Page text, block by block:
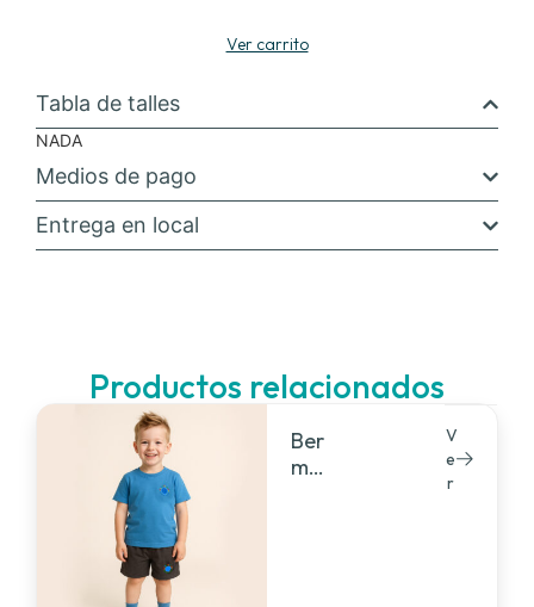
Ver carrito
Tabla de talles
NADA
Medios de pago
Entrega en local
Productos relacionados
Ber
mu
V
e
r